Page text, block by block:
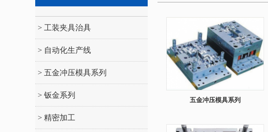
> 工装夹具治具
> 自动化生产线
> 五金冲压模具系列
> 钣金系列
> 精密加工
五金冲压模具系列